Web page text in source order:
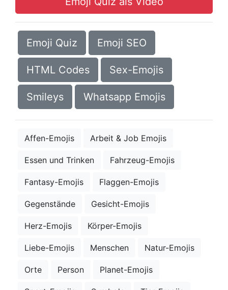
Emoji Quiz Emoji SEO
HTML Codes Sex-Emojis
Smileys Whatsapp Emojis
Affen-Emojis Arbeit & Job Emojis
Essen und Trinken Fahrzeug-Emojis
Fantasy-Emojis Flaggen-Emojis
Gegenstände Gesicht-Emojis
Herz-Emojis Körper-Emojis
Liebe-Emojis Menschen Natur-Emojis
Orte Person Planet-Emojis